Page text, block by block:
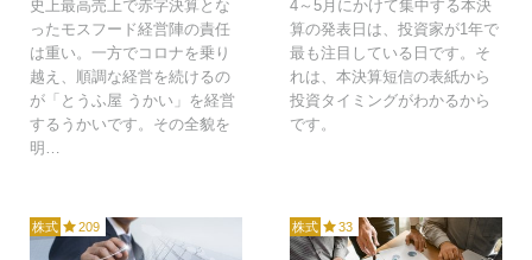
史上最高売上で赤字決算とな
ったモスフード経営陣の責任
は重い。一方でコロナを乗り
越え、順調な経営を続けるの
が「とうふ屋 うかい」を経営
するうかいです。その全貌を
明…
4～5月にかけて集中する本決
算の発表日は、投資家が1年で
最も注目している日です。そ
れは、本決算短信の表紙から
投資タイミングがわかるから
です。
株式 209 株式 33